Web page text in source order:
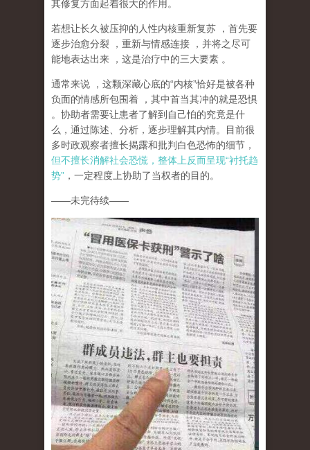
其修复方面起着很大的作用。
若想让长久被压抑的人性内核重新复苏
，首先要
逐步治愈分裂
，重新与情感连接
，并将之尽可
能地表达出来
，这是治疗中的三大要素 。
通常来说 ，这颗深藏心底的“内核”恰好是被各种
负面的情感所包围着
，其中首当其冲的就是恐惧
。协助者需要让患者了解到自己怕的究竟是什
么，通过陈述、分析，逐步理解其内情。目前很
多时政观察者擅长揭露和批判白色恐怖的细节，
但不擅长消解社会恐慌，整体上反而呈现“衬托趋
势” ，一定程度上协助了当权者的目的。
——未完待续——